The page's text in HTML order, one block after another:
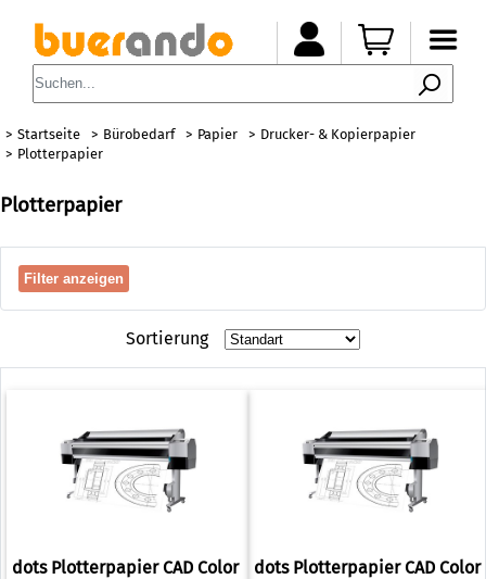
Startseite Bürobedarf Papier
Drucker- & Kopierpapier
Plotterpapier
Plotterpapier
Filter anzeigen
Sortierung
dots Plotterpapier CAD Color
dots Plotterpapier CAD Color